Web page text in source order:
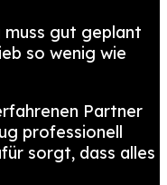
muss gut geplant
so wenig wie
Partner
professionell
sorgt, dass alles